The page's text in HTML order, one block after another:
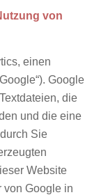
von
einen
Google
die
und die eine
Sie
Website
von Google in